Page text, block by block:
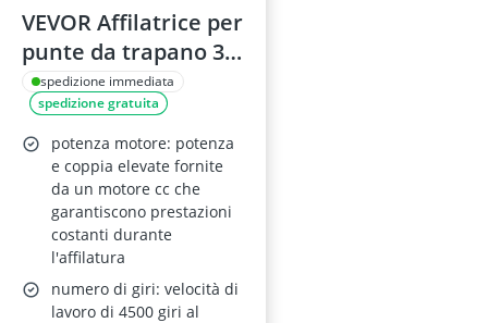
VEVOR Affilatrice per
punte da trapano 3-
20 mm, portatile, 18
pinze, ruota CBN e
SDC, angolo di
rilievo del labbro 95-
135°
spedizione immediata
spedizione gratuita
potenza motore: potenza
e coppia elevate fornite
da un motore cc che
garantiscono prestazioni
costanti durante
l'affilatura
numero di giri: velocità di
lavoro di 4500 giri al